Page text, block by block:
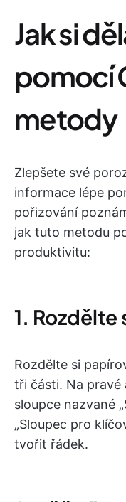
Jak si
pomocí
metody
Zlepšete své
informace lépe
pořizování
jak tuto metodu
produktivitu:
1. Rozdělte
Rozdělte si
tři části. Na pravé
sloupce nazvané
„Sloupec pro
tvořit řádek.